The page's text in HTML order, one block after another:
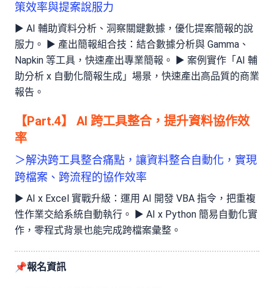
策效率與提案說服力
► AI 輔助資料分析、洞察關鍵數據，優化提案簡報的說
服力。 ► 產出簡報組合技：結合數據分析與 Gamma、
Napkin 等工具，快速產出專業簡報。 ► 案例實作「AI 輔
助分析 x 自動化簡報生成」場景，快速產出高品質的商業
報告。
【Part.4】 AI 跨工具整合，提升資料協作效
率
＞解決跨工具整合痛點，讓資料整合自動化，實現
跨檔案、跨流程的協作效率
► AI x Excel 實戰升級：運用 AI 開發 VBA 指令，把重複
性作業交給系統自動執行。 ► AI x Python 簡易自動化實
作，零程式背景也能完成跨檔案彙整。
📌報名資訊